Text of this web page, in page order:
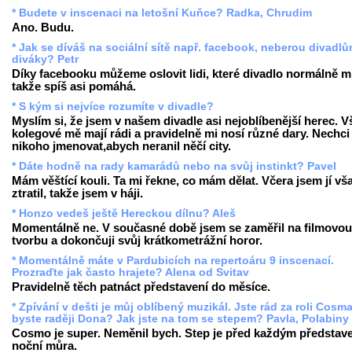
* Budete v inscenaci na letošní Kuňce? Radka, Chrudim
Ano. Budu.
* Jak se díváš na sociální sítě např. facebook, neberou
diváky? Petr
Díky facebooku můžeme oslovit lidi, které divadlo normálně
takže spíš asi pomáhá.
* S kým si nejvíce rozumíte v divadle?
Myslím si, že jsem v našem divadle asi nejoblíbenější herec.
kolegové mě mají rádi a pravidelně mi nosí různé dary. Nechci
nikoho jmenovat,abych neranil něčí city.
* Dáte hodně na rady kamarádů nebo na svůj instinkt? Pavel
Mám věštící kouli. Ta mi řekne, co mám dělat. Včera jsem jí
ztratil, takže jsem v háji.
* Honzo vedeš ještě Hereckou dílnu? Aleš
Momentálně ne. V současné době jsem se zaměřil na filmovou
tvorbu a dokončuji svůj krátkometrážní horor.
* Momentálně máte v Pardubicích na repertoáru 9 inscenací.
Prozraďte jak často hrajete? Alena od Svitav
Pravidelně těch patnáct představení do měsíce.
* Zpívání v dešti je můj oblíbený muzikál. Jste rád za roli
byste raději Dona? Jak jste na tom se stepem? Pavla, Polabiny
Cosmo je super. Neměnil bych. Step je před každým
noční můra.